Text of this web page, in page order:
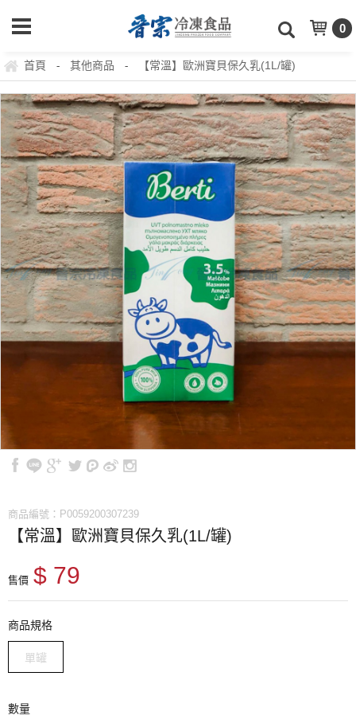
0
首頁 - 其他商品 - 【常溫】歐洲寶貝保久乳(1L/罐)
商品編號：P0059200307239
【常溫】歐洲寶貝保久乳(1L/罐)
售價 $ 79
商品規格
單罐
數量